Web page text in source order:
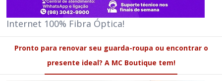
Internet 100% Fibra Óptica!
Pronto para renovar seu guarda-roupa ou encontrar o
presente ideal? A MC Boutique tem!